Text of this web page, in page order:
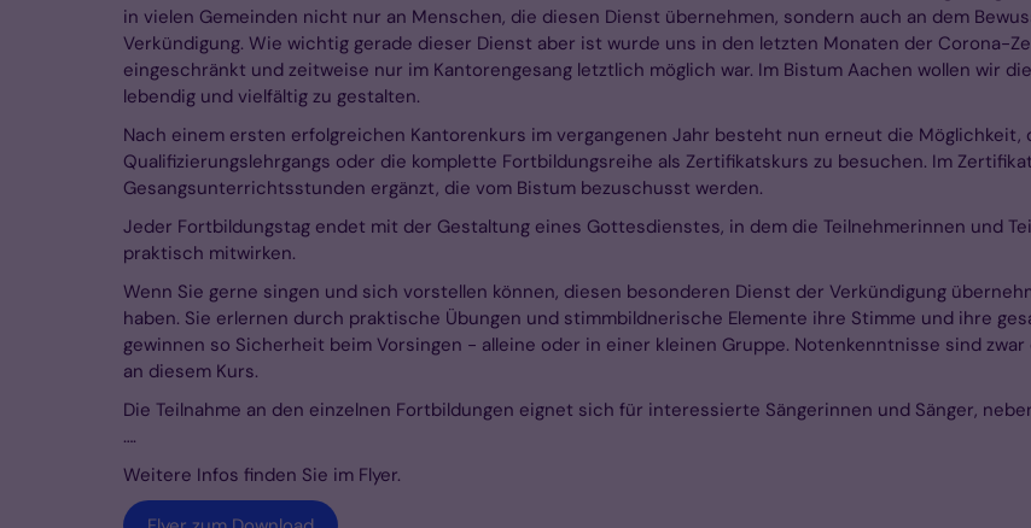
in vielen Gemeinden nicht nur an Menschen, die diesen Dienst übernehmen, sondern auch an dem
Verkündigung. Wie wichtig gerade dieser Dienst aber ist wurde uns in den letzten Monaten der Corona-
eingeschränkt und zeitweise nur im Kantorengesang letztlich möglich war. Im Bistum Aachen wollen wir
lebendig und vielfältig zu gestalten.
Nach einem ersten erfolgreichen Kantorenkurs im vergangenen Jahr besteht nun erneut die Möglichkeit,
Qualifizierungslehrgangs oder die komplette Fortbildungsreihe als Zertifikatskurs zu besuchen. Im
Gesangsunterrichtsstunden ergänzt, die vom Bistum bezuschusst werden.
Jeder Fortbildungstag endet mit der Gestaltung eines Gottesdienstes, in dem die Teilnehmerinnen und
praktisch mitwirken.
Wenn Sie gerne singen und sich vorstellen können, diesen besonderen Dienst der Verkündigung
haben. Sie erlernen durch praktische Übungen und stimmbildnerische Elemente ihre Stimme und ihre
gewinnen so Sicherheit beim Vorsingen - alleine oder in einer kleinen Gruppe. Notenkenntnisse sind
an diesem Kurs.
Die Teilnahme an den einzelnen Fortbildungen eignet sich für interessierte Sängerinnen und Sänger,
….
Weitere Infos finden Sie im Flyer.